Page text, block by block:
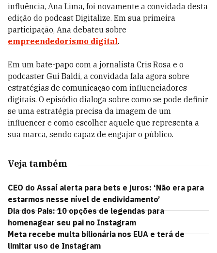
influência, Ana Lima, foi novamente a convidada desta
edição do podcast Digitalize. Em sua primeira
participação, Ana debateu sobre
empreendedorismo digital.
Em um bate-papo com a jornalista Cris Rosa e o
podcaster Gui Baldi, a convidada fala agora sobre
estratégias de comunicação com influenciadores
digitais. O episódio dialoga sobre como se pode definir
se uma estratégia precisa da imagem de um
influencer e como escolher aquele que representa a
sua marca, sendo capaz de engajar o público.
Veja também
CEO do Assaí alerta para bets e juros: ‘Não era para
estarmos nesse nível de endividamento’
Dia dos Pais: 10 opções de legendas para
homenagear seu pai no Instagram
Meta recebe multa bilionária nos EUA e terá de
limitar uso de Instagram